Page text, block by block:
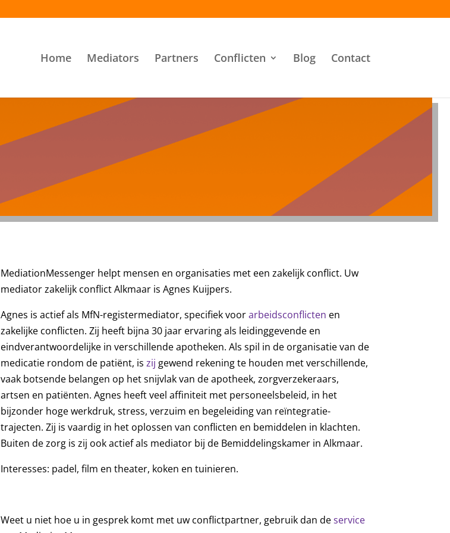
Home Mediators Partners Conflicten Blog Contact
MediationMessenger helpt mensen en organisaties met een zakelijk conflict. Uw
mediator zakelijk conflict Alkmaar is Agnes Kuijpers.
Agnes is actief als MfN-registermediator, specifiek voorarbeidsconflicten en
zakelijke conflicten. Zij heeft bijna 30 jaar ervaring als leidinggevende en
eindverantwoordelijke in verschillende apotheken. Als spil in de organisatie van de
medicatie rondom de patiënt, iszij gewend rekening te houden met verschillende,
vaak botsende belangen op het snijvlak van de apotheek, zorgverzekeraars,
artsen en patiënten. Agnes heeft veel affiniteit met personeelsbeleid, in het
bijzonder hoge werkdruk, stress, verzuim en begeleiding van reïntegratie-
trajecten. Zij is vaardig in het oplossen van conflicten en bemiddelen in klachten.
Buiten de zorg is zij ook actief als mediator bij de Bemiddelingskamer in Alkmaar.
Interesses: padel, film en theater, koken en tuinieren.
Weet u niet hoe u in gesprek komt met uw conflictpartner, gebruik dan deservice